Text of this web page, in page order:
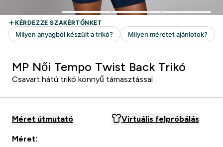
MP Női Tempo Twist Back Trikó
Csavart hátú trikó könnyű támasztással
Méret útmutató Virtuális felpróbálás
Méret: